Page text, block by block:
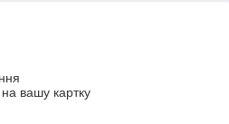
вашу картку